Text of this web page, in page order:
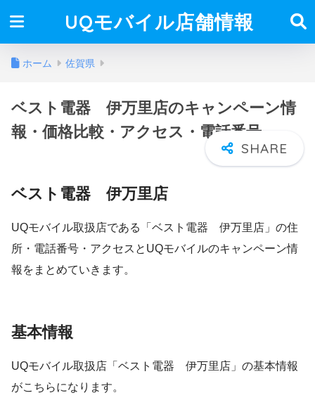
UQモバイル店舗情報
ホーム 佐賀県
ベスト電器 伊万里店のキャンペーン情
報・価格比較・アクセス・電話番号
ベスト電器 伊万里店
UQモバイル取扱店である「ベスト電器 伊万里店」の住
所・電話番号・アクセスとUQモバイルのキャンペーン情
報をまとめていきます。
基本情報
UQモバイル取扱店「ベスト電器 伊万里店」の基本情報
がこちらになります。